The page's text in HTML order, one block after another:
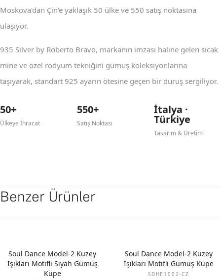
Moskova'dan Çin'e yaklaşık 50 ülke ve 550 satış noktasına
ulaşıyor.
935 Silver by Roberto Bravo, markanın imzası haline gelen sıcak
mine ve özel rodyum tekniğini gümüş koleksiyonlarına
taşıyarak, standart 925 ayarın ötesine geçen bir duruş sergiliyor.
50+
Ülkeye İhracat
550+
Satış Noktası
İtalya ·
Türkiye
Tasarım & Üretim
Benzer Ürünler
Soul Dance Model-2 Kuzey
Işıkları Motifli Siyah Gümüş
Küpe
Soul Dance Model-2 Kuzey
Işıkları Motifli Gümüş Küpe
SDHE1002-CZ